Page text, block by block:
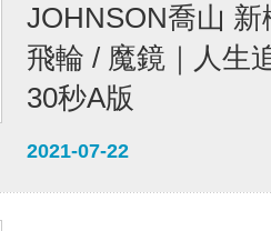
JOHNSON喬山 新
飛輪 / 魔鏡｜人生
30秒A版
2021-07-22